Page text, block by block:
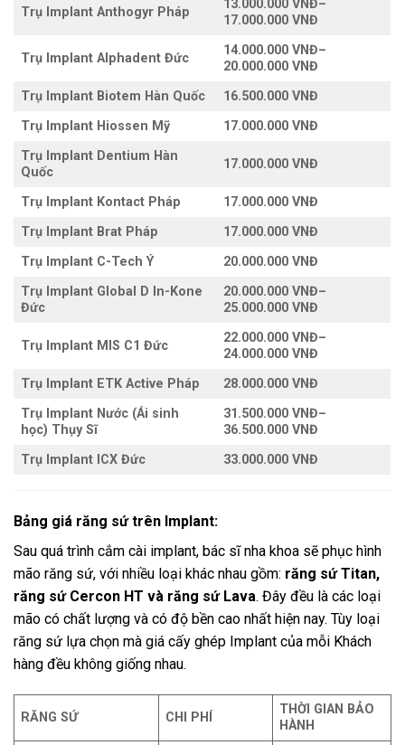
Trụ Implant Anthogyr Pháp
13.000.000 VNĐ–
17.000.000 VNĐ
Trụ Implant Alphadent Đức
14.000.000 VNĐ–
20.000.000 VNĐ
Trụ Implant Biotem Hàn Quốc
16.500.000 VNĐ
Trụ Implant Hiossen Mỹ
17.000.000 VNĐ
Trụ Implant Dentium Hàn
Quốc
17.000.000 VNĐ
Trụ Implant Kontact Pháp
17.000.000 VNĐ
Trụ Implant Brat Pháp
17.000.000 VNĐ
Trụ Implant C-Tech Ý
20.000.000 VNĐ
Trụ Implant Global D In-Kone
Đức
20.000.000 VNĐ–
25.000.000 VNĐ
Trụ Implant MIS C1 Đức
22.000.000 VNĐ–
24.000.000 VNĐ
Trụ Implant ETK Active Pháp
28.000.000 VNĐ
Trụ Implant Nước (Ái sinh
học) Thụy Sĩ
31.500.000 VNĐ–
36.500.000 VNĐ
Trụ Implant ICX Đức
33.000.000 VNĐ
Bảng giá răng sứ trên Implant:
Sau quá trình cắm cài implant, bác sĩ nha khoa sẽ phục hình
mão răng sứ, với nhiều loại khác nhau gồm: răng sứ Titan,
răng sứ Cercon HT và răng sứ Lava. Đây đều là các loại
mão có chất lượng và có độ bền cao nhất hiện nay. Tùy loại
răng sứ lựa chọn mà giá cấy ghép Implant của mỗi Khách
hàng đều không giống nhau.
RĂNG SỨ CHI PHÍ
THỜI GIAN BẢO
HÀNH